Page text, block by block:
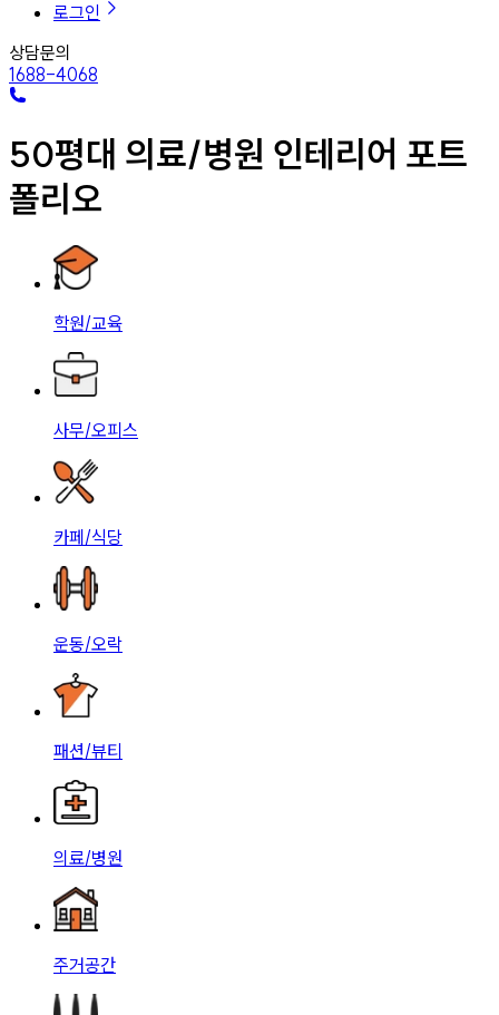
로그인
상담문의
1688-4068
50평대 의료/병원 인테리어 포트
폴리오
학원/교육
사무/오피스
카페/식당
운동/오락
패션/뷰티
의료/병원
주거공간